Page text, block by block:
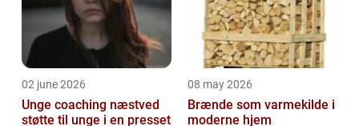
02 june 2026
Unge coaching næstved
støtte til unge i en presset
08 may 2026
Brænde som varmekilde i
moderne hjem